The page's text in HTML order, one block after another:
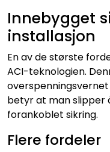
Innebygget
installasjon
En av de største
ACI-teknologien.
betyr at man slipper
forankoblet sikring.
Flere fordeler